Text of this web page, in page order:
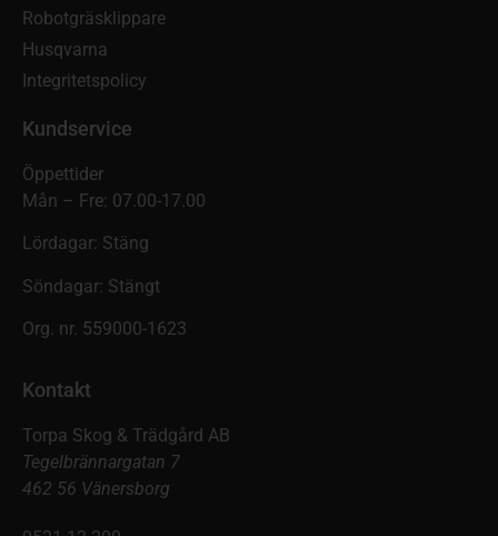
Robotgräsklippare
Husqvarna
Integritetspolicy
Kundservice
Öppettider
Mån – Fre: 07.00-17.00
Lördagar: Stäng
Söndagar: Stängt
Org. nr. 559000-1623
Kontakt
Torpa Skog & Trädgård AB
Tegelbrännargatan 7
462 56 Vänersborg